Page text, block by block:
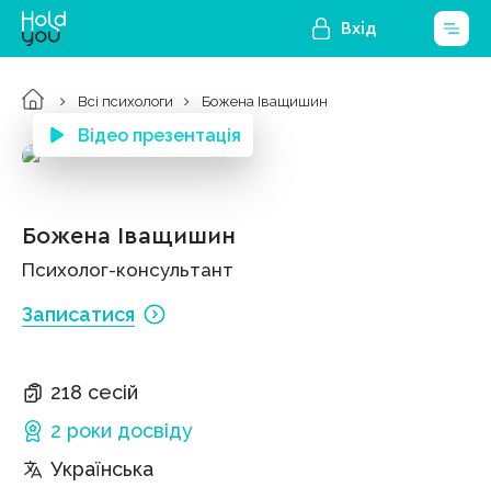
Вхід
Всі психологи Божена Іващишин
Відео презентація
Божена Іващишин
Психолог-консультант
Записатися
218 сесій
2 роки досвіду
Українська